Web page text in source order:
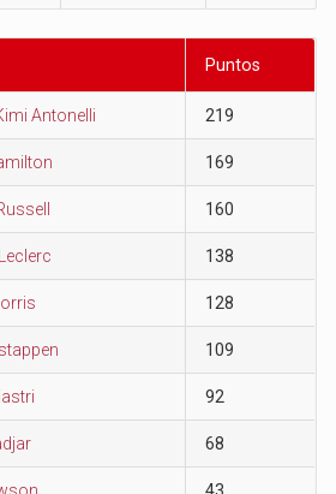
Puntos
Antonelli 219
169
160
138
128
109
92
68